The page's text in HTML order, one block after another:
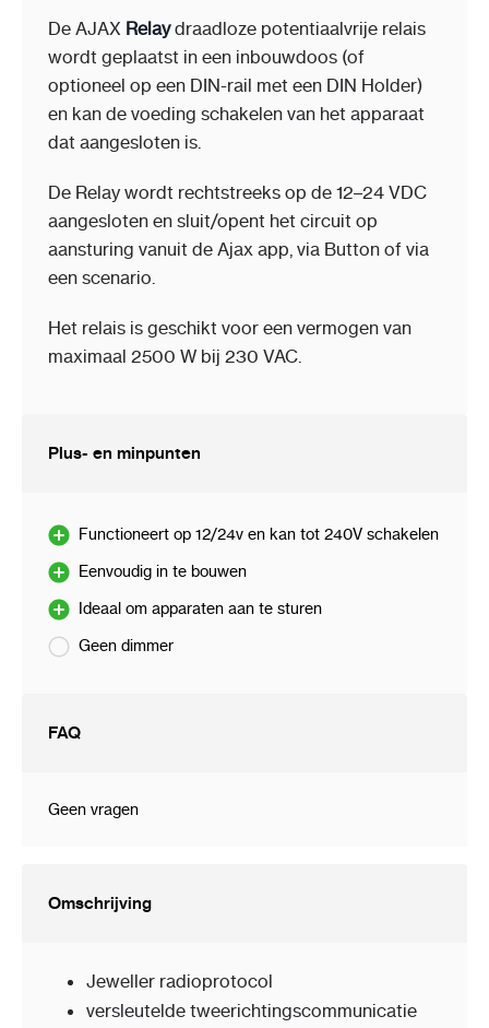
De AJAX Relaydraadloze potentiaalvrije relais
wordt geplaatst in een inbouwdoos (of
optioneel op een DIN-rail met een DIN Holder)
en kan de voeding schakelen van het apparaat
dat aangesloten is.
De Relay wordt rechtstreeks op de 12–24 VDC
aangesloten en sluit/opent het circuit op
aansturing vanuit de Ajax app, via Button of via
een scenario.
Het relais is geschikt voor een vermogen van
maximaal 2500 W bij 230 VAC.
Plus- en minpunten
Functioneert op 12/24v en kan tot 240V schakelen
Eenvoudig in te bouwen
Ideaal om apparaten aan te sturen
Geen dimmer
FAQ
Geen vragen
Omschrijving
Jeweller radioprotocol
versleutelde tweerichtingscommunicatie